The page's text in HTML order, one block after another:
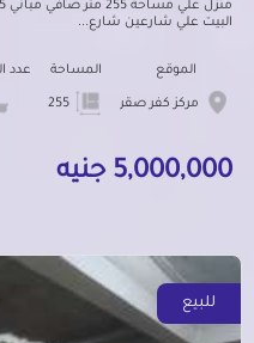
البيت علي شارعين شارع...
الموقع
مركز كفر صقر
المساحة عدد
5,000,000 جنيه
للبيع